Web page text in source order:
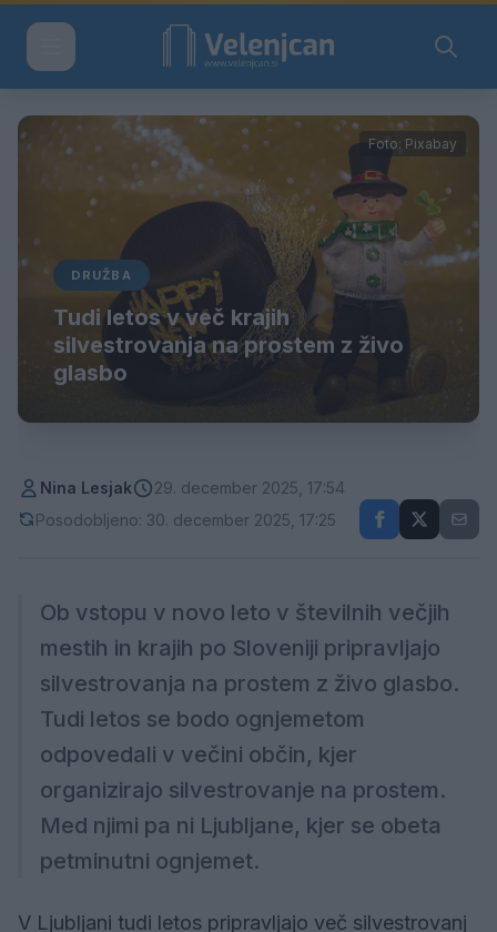
Foto: Pixabay
DRUŽBA
Tudi letos v več krajih
silvestrovanja na prostem z živo
glasbo
Nina Lesjak
29. december 2025, 17:54
Posodobljeno: 30. december 2025, 17:25
Ob vstopu v novo leto v številnih večjih
mestih in krajih po Sloveniji pripravljajo
silvestrovanja na prostem z živo glasbo.
Tudi letos se bodo ognjemetom
odpovedali v večini občin, kjer
organizirajo silvestrovanje na prostem.
Med njimi pa ni Ljubljane, kjer se obeta
petminutni ognjemet.
V Ljubljani tudi letos pripravljajo več silvestrovanj